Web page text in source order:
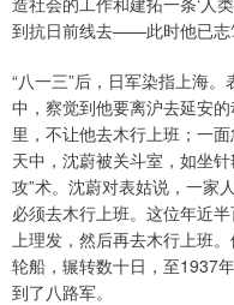
到抗日前线去——此时他已志
“八一三”后，日军染指上海
中，察觉到他要离沪去延安
里，不让他去木行上班；一
天中，沈蔚被关斗室，如坐
攻”术。沈蔚对表姑说，一家
必须去木行上班。这位年近
上理发，然后再去木行上班
轮船，辗转数十日，至1937
到了八路军。